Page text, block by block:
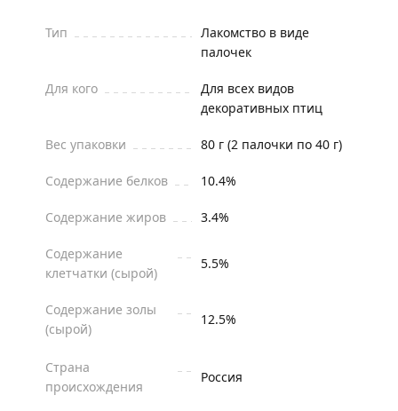
Тип
Лакомство в виде
палочек
Для кого
Для всех видов
декоративных птиц
Вес упаковки 80 г (2 палочки по 40 г)
Содержание белков 10.4%
Содержание жиров 3.4%
Содержание
клетчатки (сырой)
5.5%
Содержание золы
(сырой)
12.5%
Страна
происхождения
Россия